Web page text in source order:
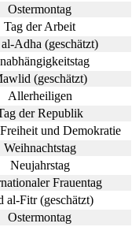
Ostermontag
Tag der Arbeit
Adha (geschätzt)
(geschätzt)
Allerheiligen
der Republik
und Demokratie
Weihnachtstag
Neujahrstag
Frauentag
al-Fitr (geschätzt)
Ostermontag